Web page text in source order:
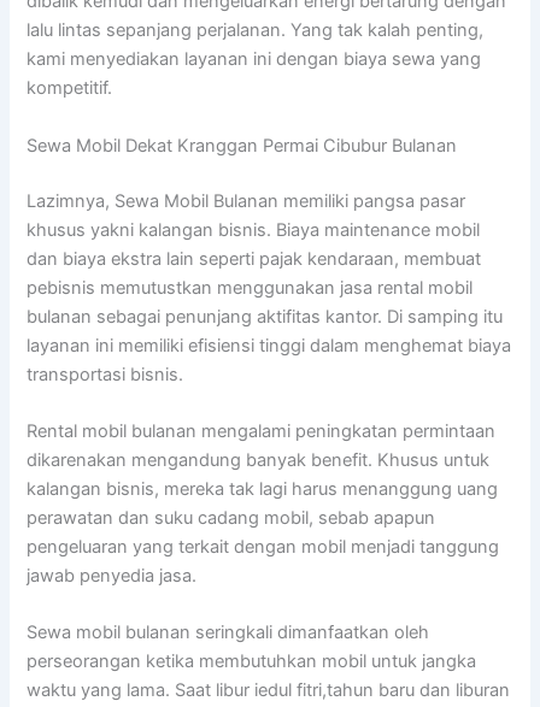
lalu lintas sepanjang perjalanan. Yang tak kalah penting,
kami menyediakan layanan ini dengan biaya sewa yang
kompetitif.
Sewa Mobil Dekat Kranggan Permai Cibubur Bulanan
Lazimnya, Sewa Mobil Bulanan memiliki pangsa pasar
khusus yakni kalangan bisnis. Biaya maintenance mobil
dan biaya ekstra lain seperti pajak kendaraan, membuat
pebisnis memutustkan menggunakan jasa rental mobil
bulanan sebagai penunjang aktifitas kantor. Di samping itu
layanan ini memiliki efisiensi tinggi dalam menghemat biaya
transportasi bisnis.
Rental mobil bulanan mengalami peningkatan permintaan
dikarenakan mengandung banyak benefit. Khusus untuk
kalangan bisnis, mereka tak lagi harus menanggung uang
perawatan dan suku cadang mobil, sebab apapun
pengeluaran yang terkait dengan mobil menjadi tanggung
jawab penyedia jasa.
Sewa mobil bulanan seringkali dimanfaatkan oleh
perseorangan ketika membutuhkan mobil untuk jangka
waktu yang lama. Saat libur iedul fitri,tahun baru dan liburan